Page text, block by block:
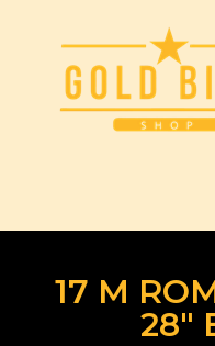
17 M
28″